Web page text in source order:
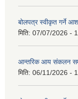
बोलपत्र स्वीकृत गर्ने
मिति: 07/07/2026 -
आन्तरिक आय संकलन
मिति: 06/11/2026 -